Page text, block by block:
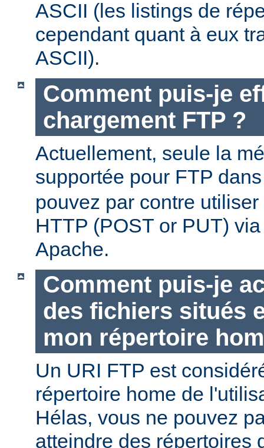
ASCII (les listings de
cependant quant à eux
ASCII).
Comment puis-je
chargement FTP ?
Actuellement, seule la
supportée pour FTP
pouvez par contre
HTTP (POST or PUT)
Apache.
Comment puis-je
des fichiers situés
mon répertoire
Un URI FTP est
répertoire home de
Hélas, vous ne pouvez
atteindre des répertoires